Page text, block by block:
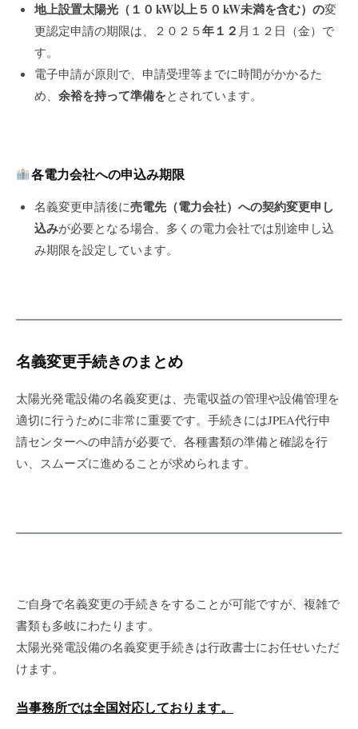
地上設置太陽光（１０ kW以上５０ kW未満を含む）の変
更認定申請の期限は、２０２５年１２ 月１２日（金）で
す。
電子申請が原則で、申請受理等までに時間がかかるた
め、 余裕を持って準備をとされています。
各電力会社への申込み期限
名義変更申請後に売電先（電力会社）への契約変更申し
込みが必要となる場合、多くの電力会社では別途申し込
み期限を設定しています。
名義変更手続きのまとめ
太陽光発電設備の名義変更は、売電収益の管理や設備管理を
適切に行うために非常に重要です。手続きにはJPEA代行申
請センターへの申請が必要で、各種書類の準備と確認を行
い、スムーズに進めることが求められます。
ご自身で名義変更の手続きをすることが可能ですが、複雑で
書類も多岐にわたります。
太陽光発電設備の名義変更手続きは行政書士にお任せいただ
けます。
当事務所では全国対応しております。